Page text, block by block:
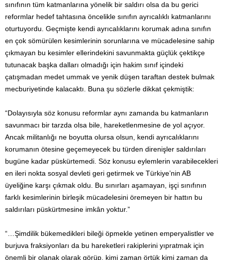
sınıfının tüm katmanlarına yönelik bir saldırı olsa da bu gerici
reformlar hedef tahtasına öncelikle sınıfın ayrıcalıklı katmanlarını
oturtuyordu. Geçmişte kendi ayrıcalıklarını korumak adına sınıfın
en çok sömürülen kesimlerinin sorunlarına ve mücadelesine sahip
çıkmayan bu kesimler ellerindekini savunmakta güçlük çektikçe
tutunacak başka dalları olmadığı için hakim sınıf içindeki
çatışmadan medet ummak ve yenik düşen taraftan destek bulmak
mecburiyetinde kalacaktı. Buna şu sözlerle dikkat çekmiştik:
“Dolayısıyla söz konusu reformlar aynı zamanda bu katmanların
savunmacı bir tarzda olsa bile, hareketlenmesine de yol açıyor.
Ancak militanlığı ne boyutta olursa olsun, kendi ayrıcalıklarını
korumanın ötesine geçemeyecek bu türden direnişler saldırıları
bugüne kadar püskürtemedi. Söz konusu eylemlerin varabilecekleri
en ileri nokta sosyal devleti geri getirmek ve Türkiye’nin AB
üyeliğine karşı çıkmak oldu. Bu sınırları aşamayan, işçi sınıfının
farklı kesimlerinin birleşik mücadelesini öremeyen bir hattın bu
saldırıları püskürtmesine imkân yoktur.”
“…Şimdilik bükemedikleri bileği öpmekle yetinen emperyalistler ve
burjuva fraksiyonları da bu hareketleri rakiplerini yıpratmak için
önemli bir olanak olarak görüp, kimi zaman örtük kimi zaman da